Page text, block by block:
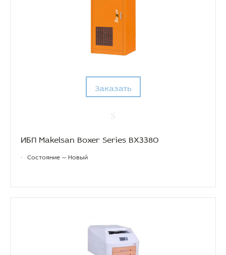
Заказать
ИБП Makelsan Boxer Series BX3380
• Состояние — Новый